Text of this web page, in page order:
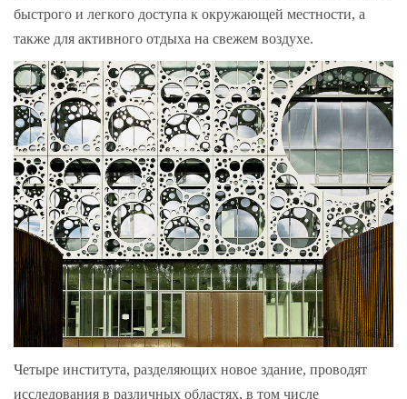
быстрого и легкого доступа к окружающей местности, а
также для активного отдыха на свежем воздухе.
Четыре института, разделяющих новое здание, проводят
исследования в различных областях, в том числе